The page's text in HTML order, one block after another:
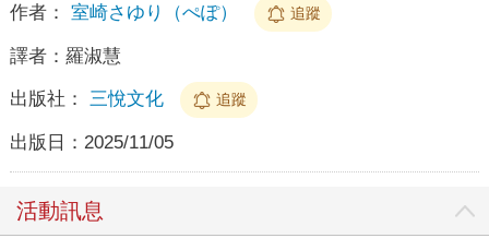
作者： 室崎さゆり（ぺぽ） 追蹤
譯者： 羅淑慧
出版社： 三悅文化 追蹤
出版日： 2025/11/05
活動訊息